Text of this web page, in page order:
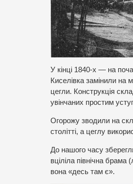
У кінці 1840-х — на
Киселівка замінили на
цегли. Конструкція
увінчаних простим
Огорожу зводили на
столітті, а цеглу
До нашого часу
вціліла північна
вона «десь там є».